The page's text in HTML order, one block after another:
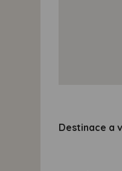
Destinace a